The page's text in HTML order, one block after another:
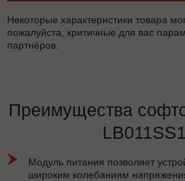
Некоторые характеристики товара
пожалуйста, критичные для вас
партнёров.
Преимущества
Модуль питания позволяет
широким колебаниям